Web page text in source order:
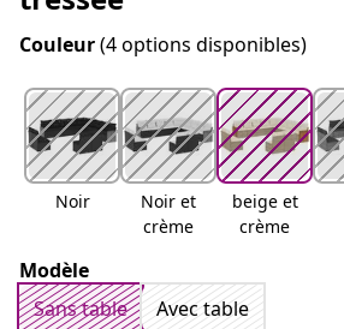
Couleur(4 options disponibles)
Noir
Noir et
crème
beige et
crème
Modèle
Sans table
Avec table